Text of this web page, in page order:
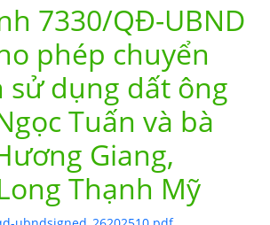
7330/QĐ-UBND
phép chuyển
sử dụng dất ông
Tuấn và bà
Giang,
Thạnh Mỹ